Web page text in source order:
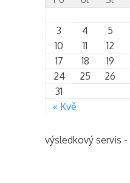
« Kvě
3
4 5
10
11 12
17
18 19
24
25 26
31
výsledkový servis -